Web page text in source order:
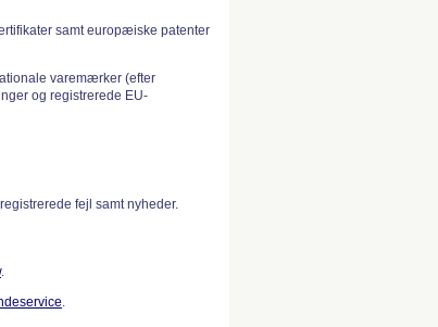
samt europæiske patenter
varemærker (efter
og registrerede EU-
fejl samt nyheder.
.
.